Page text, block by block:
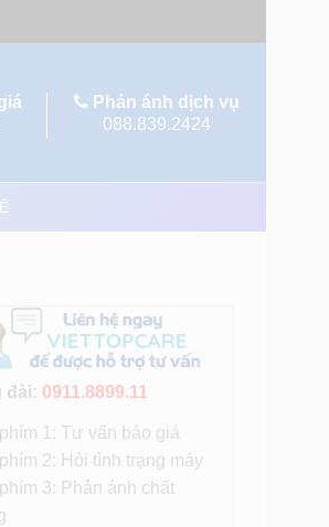
Phản ánh dịch vụ
088.839.2424
đài: 0911.8899.11
1: Tư vấn báo giá
2: Hỏi tình trạng máy
3: Phản ánh chất